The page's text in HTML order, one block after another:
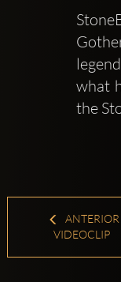
what
the
ANTERIOR
VIDEOCLIP